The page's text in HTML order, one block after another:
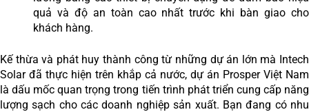
quả và độ an toàn cao nhất trước khi bàn giao cho
khách hàng.
Kế thừa và phát huy thành công từ những dự án lớn mà Intech
Solar đã thực hiện trên khắp cả nước, dự án Prosper Việt Nam
là dấu mốc quan trọng trong tiến trình phát triển cung cấp năng
lượng sạch cho các doanh nghiệp sản xuất. Bạn đang có nhu